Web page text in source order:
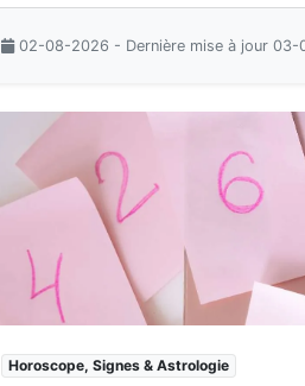
02-08-2026 - Dernière mise à jour 03-
Horoscope, Signes & Astrologie